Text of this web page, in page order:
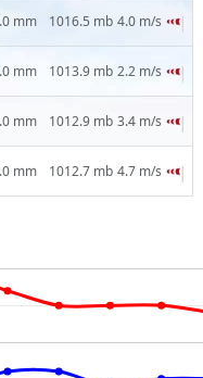
mm 1016.5 mb 4.0 m/s
mm 1013.9 mb 2.2 m/s
mm 1012.9 mb 3.4 m/s
mm 1012.7 mb 4.7 m/s